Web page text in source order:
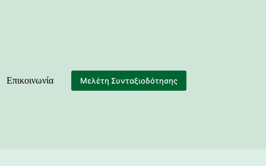
Επικοινωνία Μελέτη Συνταξιοδότησης